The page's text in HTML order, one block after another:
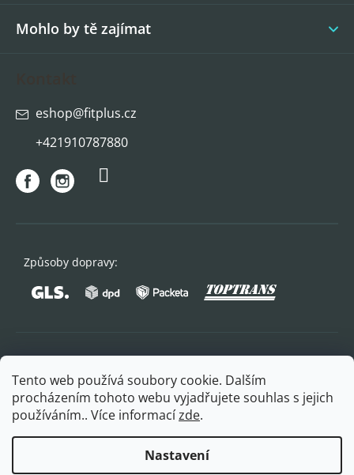
Tento web používá soubory cookie. Dalším
procházením tohoto webu vyjadřujete souhlas s jejich
používáním.. Více informacízde.
Nastavení
Mohlo by tě zajímat
eshop@fitplus.cz
+421910787880
Způsoby dopravy: